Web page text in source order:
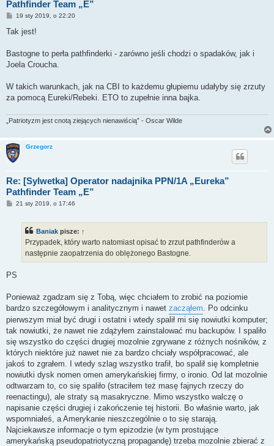
Pathfinder Team „E”
P
s
19 sty 2019, o 22:20
Tak jest!
Bastogne to perła pathfinderki - zarówno jeśli chodzi o spadaków, jak i
Joela Croucha.
W takich warunkach, jak na CBI to każdemu głupiemu udałyby się zrzuty
za pomocą Eureki/Rebeki. ETO to zupełnie inna bajka.
„Patriotyzm jest cnotą ziejących nienawiścią” - Oscar Wilde
Grzegorz
Re: [Sylwetka] Operator nadajnika PPN/1A „Eureka”
Pathfinder Team „E”
P21 sty 2019, o 17:46
Baniak pisze: ↑
Przypadek, który warto natomiast opisać to zrzut pathfinderów a
następnie zaopatrzenia do oblężonego Bastogne.
PS
Ponieważ zgadzam się z Tobą, więc chciałem to zrobić na poziomie
bardzo szczegółowym i analitycznym i nawet zacząłem . Po odcinku
pierwszym miał być drugi i ostatni i wtedy spalił mi się nowiutki komputer;
tak nowiutki, że nawet nie zdążyłem zainstalować mu backupów. I spaliło
się wszystko do części drugiej mozolnie zgrywane z różnych nośników, z
których niektóre już nawet nie za bardzo chciały współpracować, ale
jakoś to zgrałem. I wtedy szlag wszystko trafił, bo spalił się kompletnie
nowiutki dysk nomen omen amerykańskiej firmy, o ironio. Od lat mozolnie
odtwarzam to, co się spaliło (straciłem też masę fajnych rzeczy do
reenactingu), ale straty są masakryczne. Mimo wszystko walczę o
napisanie części drugiej i zakończenie tej historii. Bo właśnie warto, jak
wspomniałeś, a Amerykanie nieszczególnie o to się starają.
Najciekawsze informacje o tym epizodzie (w tym prostujące
amerykańską pseudopatriotyczną propagandę) trzeba mozolnie zbierać z